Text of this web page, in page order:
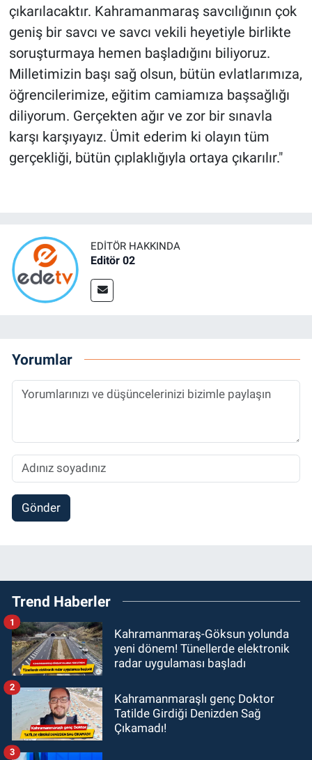
çıkarılacaktır. Kahramanmaraş savcılığının çok
geniş bir savcı ve savcı vekili heyetiyle birlikte
soruşturmaya hemen başladığını biliyoruz.
Milletimizin başı sağ olsun, bütün evlatlarımıza,
öğrencilerimize, eğitim camiamıza başsağlığı
diliyorum. Gerçekten ağır ve zor bir sınavla
karşı karşıyayız. Ümit ederim ki olayın tüm
gerçekliği, bütün çıplaklığıyla ortaya çıkarılır."
EDITÖR HAKKINDA
Editör 02
Yorumlar
Gönder
Trend Haberler
Kahramanmaraş-Göksun yolunda
yeni dönem! Tünellerde elektronik
radar uygulaması başladı
1
Kahramanmaraşlı genç Doktor
Tatilde Girdiği Denizden Sağ
Çıkamadı!
2
3